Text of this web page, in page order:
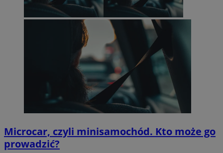
Microcar, czyli minisamochód. Kto może go
prowadzić?